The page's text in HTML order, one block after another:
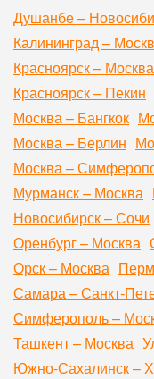
Душанбе –
Калининград –
Красноярск – Москва
Красноярск – Пекин
Москва – Бангкок
Москва – Берлин
Москва –
Мурманск – Москва
Новосибирск – Сочи
Оренбург – Москва
Орск – Москва
Самара – Санкт-
Симферополь –
Ташкент – Москва
Южно-Сахалинск –